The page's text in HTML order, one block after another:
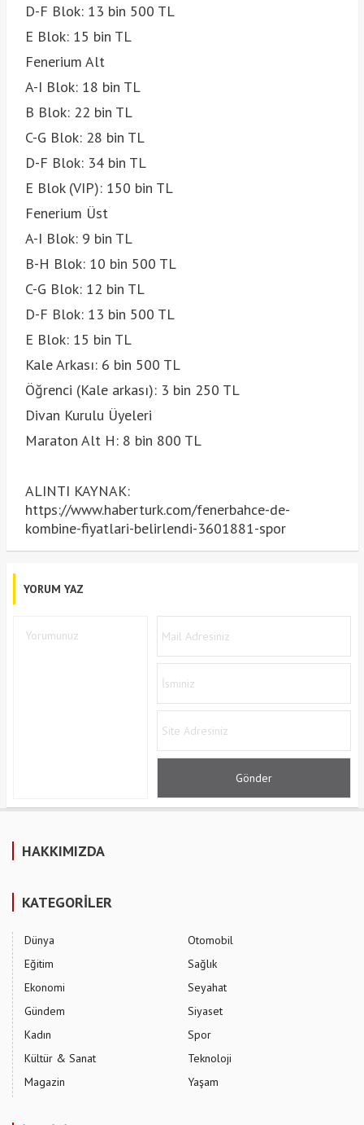
D-F Blok: 13 bin 500 TL
E Blok: 15 bin TL
Fenerium Alt
A-I Blok: 18 bin TL
B Blok: 22 bin TL
C-G Blok: 28 bin TL
D-F Blok: 34 bin TL
E Blok (VIP): 150 bin TL
Fenerium Üst
A-I Blok: 9 bin TL
B-H Blok: 10 bin 500 TL
C-G Blok: 12 bin TL
D-F Blok: 13 bin 500 TL
E Blok: 15 bin TL
Kale Arkası: 6 bin 500 TL
Öğrenci (Kale arkası): 3 bin 250 TL
Divan Kurulu Üyeleri
Maraton Alt H: 8 bin 800 TL
ALINTI KAYNAK:
https://www.haberturk.com/fenerbahce-de-
kombine-fiyatlari-belirlendi-3601881-spor
YORUM YAZ
HAKKIMIZDA
KATEGORİLER
Dünya
Eğitim
Ekonomi
Gündem
Kadın
Kültür & Sanat
Magazin
Otomobil
Sağlık
Seyahat
Siyaset
Spor
Teknoloji
Yaşam